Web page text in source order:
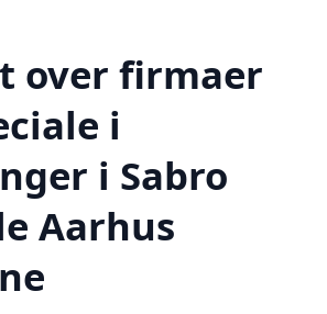
over firmaer
i
i Sabro
Aarhus